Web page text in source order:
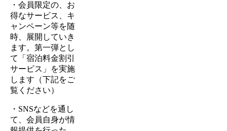
・会員限定の、お
得なサービス、キ
ャンペーン等を随
時、展開していき
ます。第一弾とし
て「宿泊料金割引
サービス」を実施
します（下記をご
覧ください）
・SNSなどを通し
て、会員自身が情